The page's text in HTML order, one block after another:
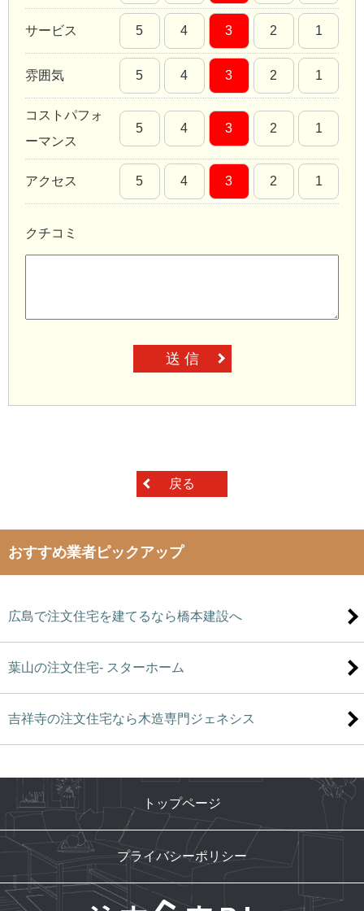
サービス 5 4 3 2 1
雰囲気 5 4 3 2 1
コストパフォ
ーマンス
5 4 3 2 1
アクセス 5 4 3 2 1
クチコミ
送 信
戻る
おすすめ業者ピックアップ
広島で注文住宅を建てるなら橋本建設へ
葉山の注文住宅- スターホーム
吉祥寺の注文住宅なら木造専門ジェネシス
トップページ
プライバシーポリシー